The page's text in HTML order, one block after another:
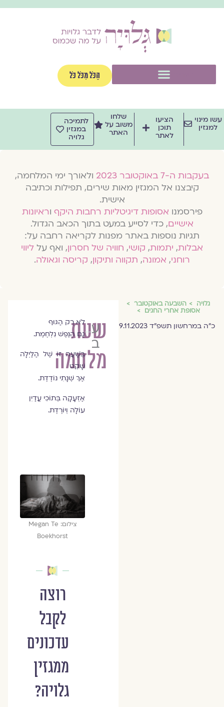
הַכֹּל מִכֹּל כֹּל
מינוי
למגזין
הציעו
תוכן
לאתר
שלחו
משוב על
האתר
לתמיכה
במגזין
גלויה
בעקבות ה-7 באוקטובר 2023
ולאורך ימי המלחמה,
קיבצנו אל המגזין מאות שירים, תפילות וכתיבה
אישית.
פירסמנואסופות דיגיטליות רחבות היקףוראיונות
אישיים, כדי לסייע במעט בתוך הכאב הגדול.
תגיות נוספות באתר מפנות לקריאה רחבה על:
אבלות,יתמות,קושי,חוויה של חסרון, ואף עלליווי
רוחני,אמונה,תקווה ותיקון,קריסה וגאולה.
גלויה השבעה באוקטובר
אסופת אחרי החגים
כ"ה במרחשון תשפ"ד 9.11.2023
שעת
מלחמה
עידית
ברק
לֹא רַק הַגּוּף
גַם הַנֶּפֶשׁ נִלְחֶמֶת.
בְּשָׁׁעָה זוֹ שֶׁל הַלַּיְלָה
שָׁקֵט
אַךְ שְׁנָתִי נוֹדֶדֶת.
אַזְעָקָה בְּתוֹכִי עֲדַיִן
עוֹלָה וְיוֹרֶדֶת.
צילום: Megan Te
Boekhorst
רוצה
לקבל
עדכונים
ממגזין
גלויה?